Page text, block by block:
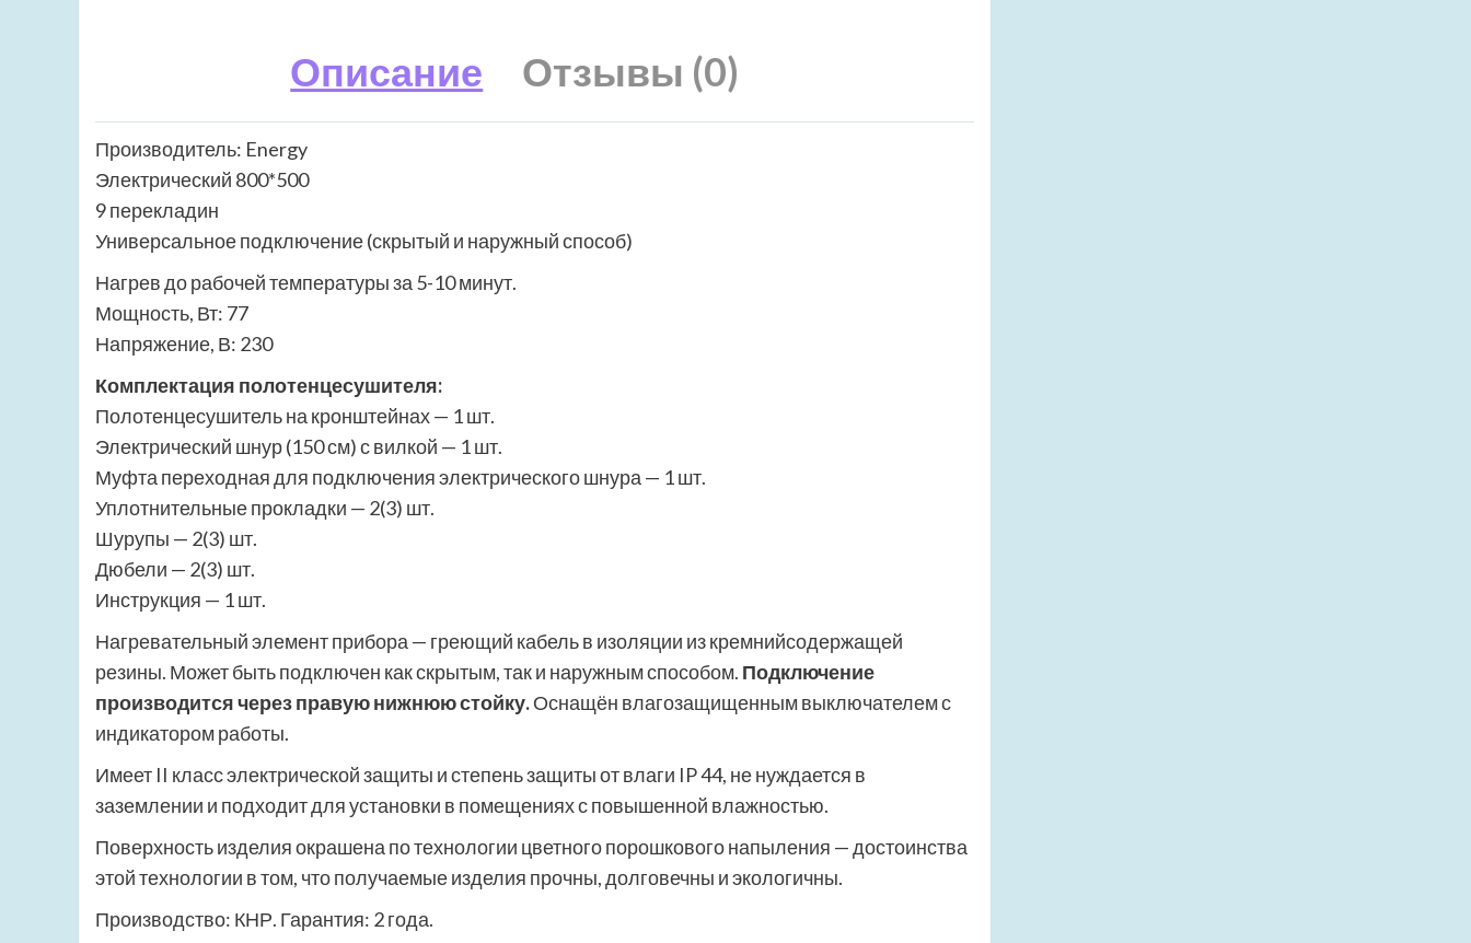
Описание Отзывы (0)
Производитель: Energy
Электрический 800*500
9 перекладин
Универсальное подключение (скрытый и наружный способ)
Нагрев до рабочей температуры за 5-10 минут.
Мощность, Вт: 77
Напряжение, В: 230
Комплектация полотенцесушителя:
Полотенцесушитель на кронштейнах — 1 шт.
Электрический шнур (150 см) с вилкой — 1 шт.
Муфта переходная для подключения электрического шнура — 1 шт.
Уплотнительные прокладки — 2(3) шт.
Шурупы — 2(3) шт.
Дюбели — 2(3) шт.
Инструкция — 1 шт.
Нагревательный элемент прибора — греющий кабель в изоляции из кремнийсодержащей
резины. Может быть подключен как скрытым, так и наружным способом. Подключение
производится через правую нижнюю стойку.Оснащён влагозащищенным выключателем с
индикатором работы.
Имеет II класс электрической защиты и степень защиты от влаги IP 44, не нуждается в
заземлении и подходит для установки в помещениях с повышенной влажностью.
Поверхность изделия окрашена по технологии цветного порошкового напыления — достоинства
этой технологии в том, что получаемые изделия прочны, долговечны и экологичны.
Производство: КНР. Гарантия: 2 года.